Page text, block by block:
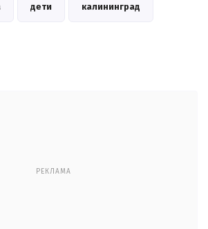
дети калининград
РЕКЛАМА